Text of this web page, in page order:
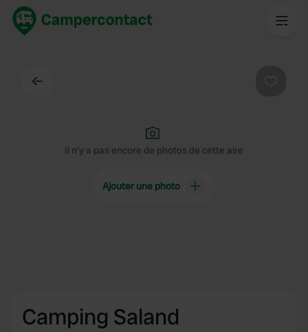
Il n'y a pas encore de photos de cette aire
Ajouter une photo
Camping Saland